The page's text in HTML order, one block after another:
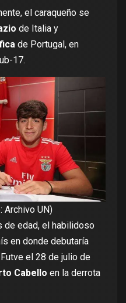
el caraqueño se
de Italia y
de Portugal, en
17.
Archivo UN)
de edad, el habilidoso
en donde debutaría
el 28 de julio de
Cabello en la derrota